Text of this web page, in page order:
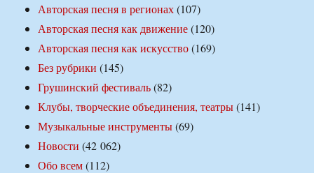
Авторская песня в регионах(107)
Авторская песня как движение(120)
Авторская песня как искусство(169)
Без рубрики (145)
Грушинский фестиваль(82)
Клубы, творческие объединения, театры(141)
Музыкальные инструменты(69)
Новости (42 062)
Обо всем(112)